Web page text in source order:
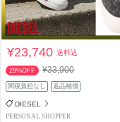
¥23,740送料込
29%OFF ¥33,900
関税負担なし 返品補償
DIESEL
PERSONAL SHOPPER